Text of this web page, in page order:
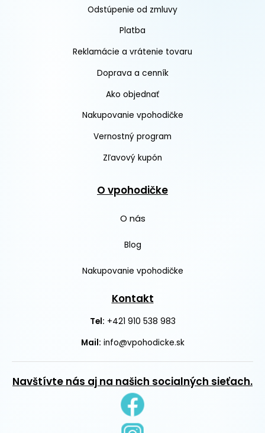
Odstúpenie od zmluvy
Platba
Reklamácie a vrátenie tovaru
Doprava a cenník
Ako objednať
Nakupovanie vpohodičke
Vernostný program
Zľavový kupón
O vpohodičke
O nás
Blog
Nakupovanie vpohodičke
Kontakt
Tel: +421 910 538 983
Mail: info@vpohodicke.sk
Navštívte nás aj na našich socialných sieťach.